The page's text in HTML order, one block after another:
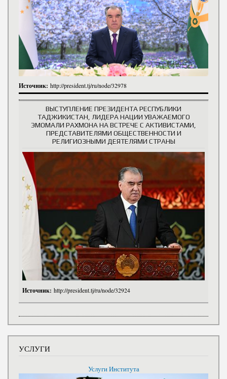
Источник: http://president.tj/ru/node/32978
ВЫСТУПЛЕНИЕ ПРЕЗИДЕНТА РЕСПУБЛИКИ
ТАДЖИКИСТАН, ЛИДЕРА НАЦИИ УВАЖАЕМОГО
ЭМОМАЛИ РАХМОНА НА ВСТРЕЧЕ С АКТИВИСТАМИ,
ПРЕДСТАВИТЕЛЯМИ ОБЩЕСТВЕННОСТИ И
РЕЛИГИОЗНЫМИ ДЕЯТЕЛЯМИ СТРАНЫ
Источник: http://president.tj/ru/node/32924
УСЛУГИ
Услуги Института